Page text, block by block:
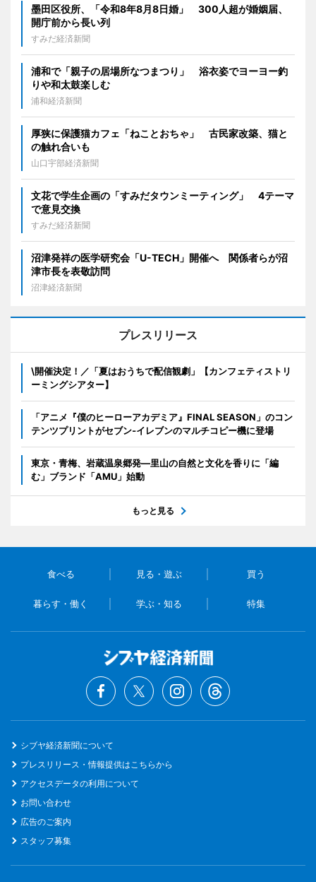
墨田区役所、「令和8年8月8日婚」 300人超が婚姻届、
開庁前から長い列
すみだ経済新聞
浦和で「親子の居場所なつまつり」 浴衣姿でヨーヨー釣
りや和太鼓楽しむ
浦和経済新聞
厚狭に保護猫カフェ「ねことおちゃ」 古民家改築、猫と
の触れ合いも
山口宇部経済新聞
文花で学生企画の「すみだタウンミーティング」 4テーマ
で意見交換
すみだ経済新聞
沼津発祥の医学研究会「U-TECH」開催へ 関係者らが沼
津市長を表敬訪問
沼津経済新聞
プレスリリース
\開催決定！／「夏はおうちで配信観劇」【カンフェティストリ
ーミングシアター】
「アニメ『僕のヒーローアカデミア』FINAL SEASON」のコン
テンツプリントがセブン‐イレブンのマルチコピー機に登場
東京・青梅、岩蔵温泉郷発―里山の自然と文化を香りに「編
む」ブランド「AMU」始動
もっと見る
食べる 見る・遊ぶ 買う
暮らす・働く 学ぶ・知る 特集
シブヤ経済新聞について
プレスリリース・情報提供はこちらから
アクセスデータの利用について
お問い合わせ
広告のご案内
スタッフ募集